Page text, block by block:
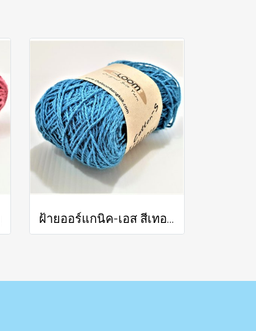
ฝ้ายออร์แกนิค-เอส สีเทอร์คอยส์